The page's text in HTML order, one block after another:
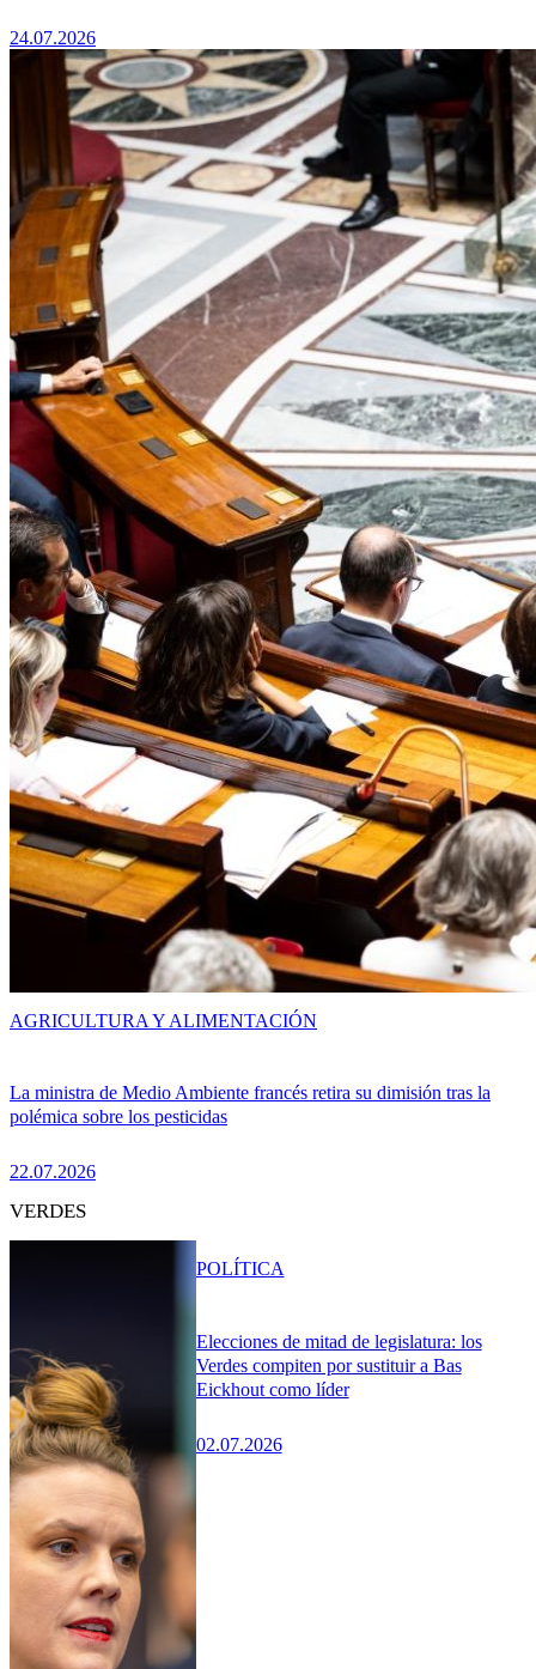
24.07.2026
La ministra de Medio Ambiente francés retira su dimisión tras la
polémica sobre los pesticidas
22.07.2026
AGRICULTURA Y ALIMENTACIÓN
VERDES
Elecciones de mitad de legislatura: los
Verdes compiten por sustituir a Bas
Eickhout como líder
02.07.2026
POLÍTICA